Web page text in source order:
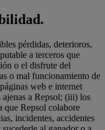
pérdidas, deterioros,
a terceros que
o el disfrute del
o mal funcionamiento de
web e internet
a Repsol; (iii) los
que Repsol colabore
incidentes, accidentes